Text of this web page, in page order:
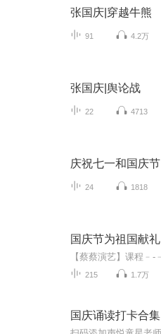
张国庆|穿越牛熊
91 4.2万
张国庆|舆论战
22 4713
庆祝七一和国庆节
24 1818
国庆节为祖国献礼
215 1.7万
国庆诵读打卡合集